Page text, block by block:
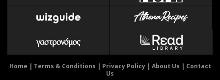
Home | Terms & Conditions | Privacy Policy| About Us | Contact
Us